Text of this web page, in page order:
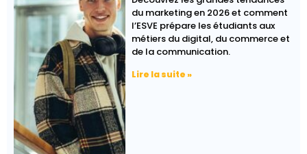
du marketing en 2026 et comment
l’ESVE prépare les étudiants aux
métiers du digital, du commerce et
de la communication.
Lire la suite »